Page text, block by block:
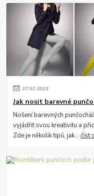
27.02.2023
Jak nosit barevné
Nošení barevných
vyjádřit svou kreativitu a
Zde je několik tipů, jak...číst